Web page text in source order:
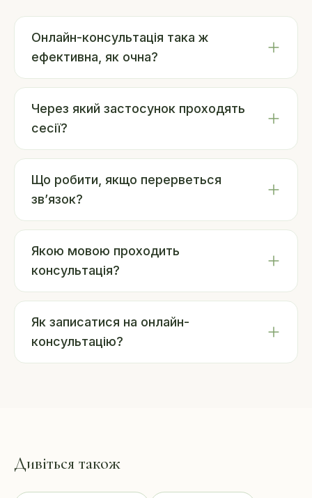
Онлайн-консультація така ж
ефективна, як очна?
Через який застосунок проходять
сесії?
Що робити, якщо перерветься
зв’язок?
Якою мовою проходить
консультація?
Як записатися на онлайн-
консультацію?
Дивіться також